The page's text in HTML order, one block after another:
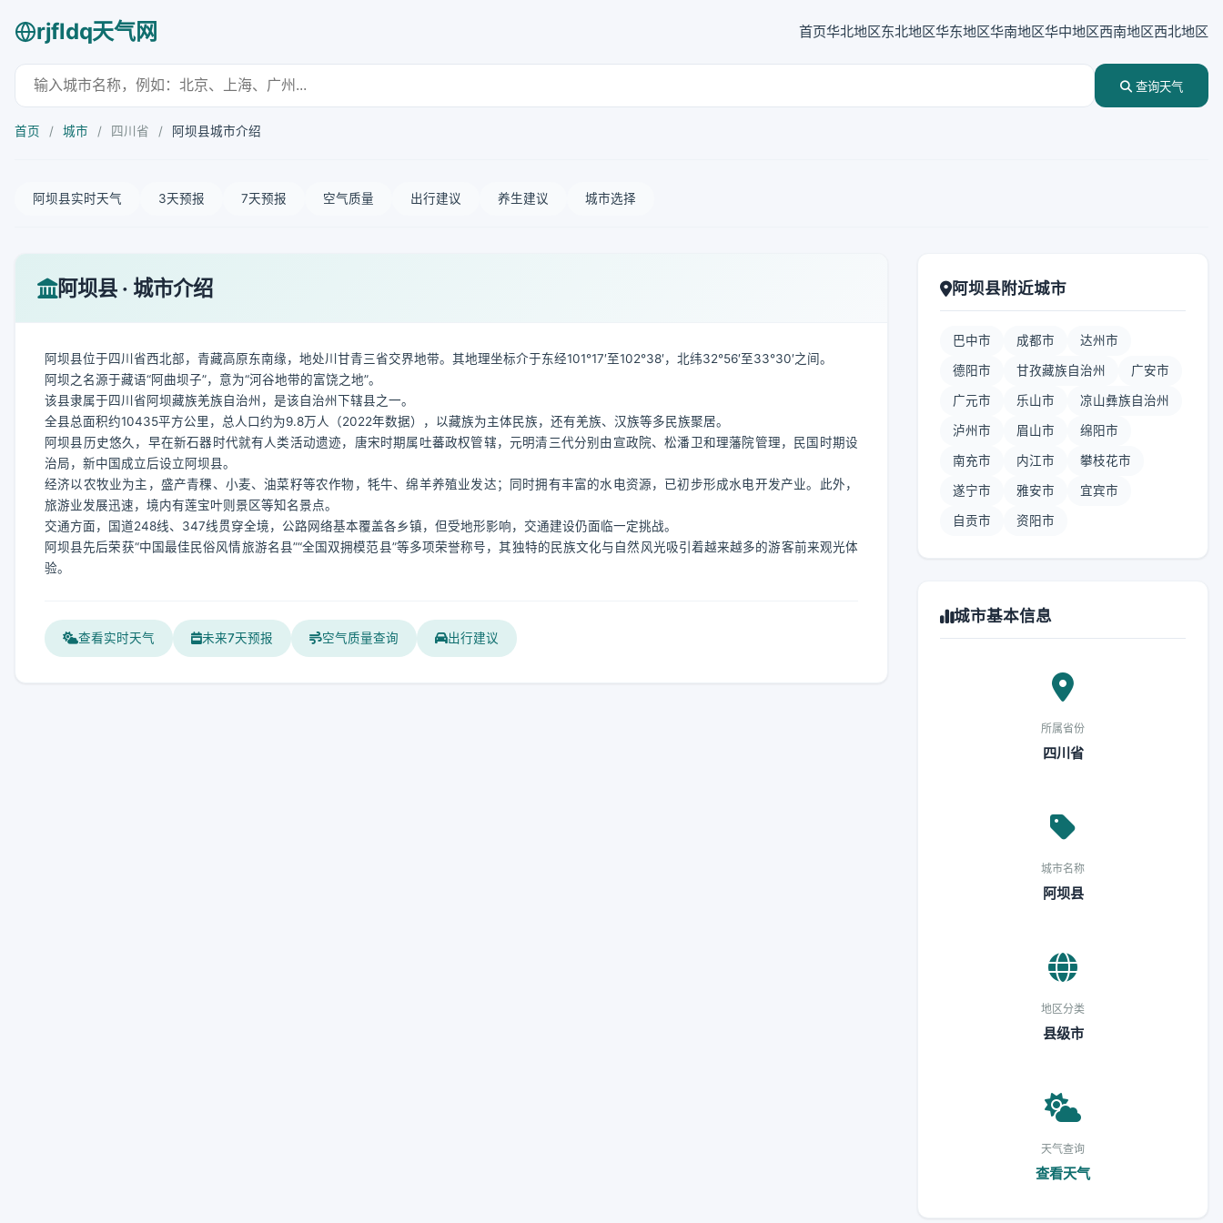
rjfldq天气网 首页华北地区东北地区华东地区华南地区华中地区西南地区西北地区
查询天气
首页 / 城市 / 四川省 / 阿坝县城市介绍
阿坝县实时天气 3天预报 7天预报 空气质量 出行建议 养生建议 城市选择
阿坝县 · 城市介绍
阿坝县位于四川省西北部，青藏高原东南缘，地处川甘青三省交界地带。其地理坐标介于东经101°17′至102°38′，北纬32°56′至33°30′之间。
阿坝之名源于藏语“阿曲坝子”，意为“河谷地带的富饶之地”。
该县隶属于四川省阿坝藏族羌族自治州，是该自治州下辖县之一。
全县总面积约10435平方公里，总人口约为9.8万人（2022年数据），以藏族为主体民族，还有羌族、汉族等多民族聚居。
阿坝县历史悠久，早在新石器时代就有人类活动遗迹，唐宋时期属吐蕃政权管辖，元明清三代分别由宣政院、松潘卫和理藩院管理，民国时期设
治局，新中国成立后设立阿坝县。
经济以农牧业为主，盛产青稞、小麦、油菜籽等农作物，牦牛、绵羊养殖业发达；同时拥有丰富的水电资源，已初步形成水电开发产业。此外，
旅游业发展迅速，境内有莲宝叶则景区等知名景点。
交通方面，国道248线、347线贯穿全境，公路网络基本覆盖各乡镇，但受地形影响，交通建设仍面临一定挑战。
阿坝县先后荣获“中国最佳民俗风情旅游名县”“全国双拥模范县”等多项荣誉称号，其独特的民族文化与自然风光吸引着越来越多的游客前来观光体
验。
查看实时天气 未来7天预报 空气质量查询 出行建议
阿坝县附近城市
巴中市 成都市 达州市
德阳市 甘孜藏族自治州 广安市
广元市 乐山市 凉山彝族自治州
泸州市 眉山市 绵阳市
南充市 内江市 攀枝花市
遂宁市 雅安市 宜宾市
自贡市 资阳市
城市基本信息
所属省份
四川省
城市名称
阿坝县
地区分类
县级市
天气查询
查看天气